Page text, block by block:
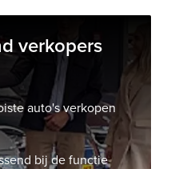
verkopers
auto's verkopen
bij de functie